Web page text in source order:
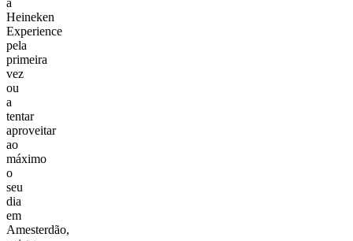
Heineken
Experience
pela
primeira
vez
ou
a
tentar
aproveitar
ao
máximo
o
seu
dia
em
Amesterdão,